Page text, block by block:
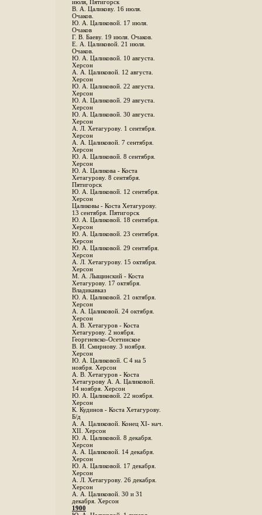
июля, Пятигорск
В. А. Цаликову. 16 июля.
Очаков.
Ю. А. Цаликовой. 17 июля.
Очаков
Г. В. Баеву. 19 июля. Очаков.
Е. А. Цаликовой. 21 июля.
Очаков.
Ю. А. Цаликовой. 10 августа.
Херсон
А. А. Цаликовой. 12 августа.
Херсон
Ю. А. Цаликовой. 22 августа.
Херсон
Ю. А. Цаликовой. 29 августа.
Херсон
Ю. А. Цаликовой. 30 августа.
Херсон
А. Л. Хетагурову. 1 сентября.
Херсон
А. А. Цаликовой. 7 сентября.
Херсон
Ю. А. Цаликовой. 8 сентября.
Херсон
Ю. А. Цаликова - Коста
Хетагурову. 8 сентября.
Пятигорск
Ю. А. Цаликовой. 12 сентября.
Херсон
Цаликовы - Коста Хетагурову.
13 сентября. Пятигорск
Ю. А. Цаликовой. 18 сентября.
Херсон
Ю. А. Цаликовой. 23 сентября.
Херсон
Ю. А. Цаликовой. 29 сентября.
Херсон
А. Л. Хетагурову. 15 октября.
Херсон
М. А. Лыщинский - Коста
Хетагурову. 17 октября.
Владикавказ
Ю. А. Цаликовой. 21 октября.
Херсон
А. А. Цаликовой. 24 октября.
Херсон
A. В. Хетагуров - Коста
Хетагурову. 2 ноября.
Георгиевско-Осетинское
B. И. Смирнову. 3 ноября.
Херсон
Ю. А. Цаликовой. С 4 на 5
ноября. Херсон
А. В. Хетагуров - Коста
Хетагурову А. А. Цаликовой.
14 ноября. Херсон
Ю. А. Цаликовой. 22 ноября.
Херсон
К. Кудинов - Коста Хетагурову.
Б/д
А. А. Цаликовой. Конец XI- нач.
XII. Херсон
Ю. А. Цаликовой. 8 декабря.
Херсон
А. А. Цаликовой. 14 декабря.
Херсон
Ю. А. Цаликовой. 17 декабря.
Херсон
А. Л. Хетагурову. 26 декабря.
Херсон
А. А. Цаликовой. 30 и 31
декабря. Херсон
1900